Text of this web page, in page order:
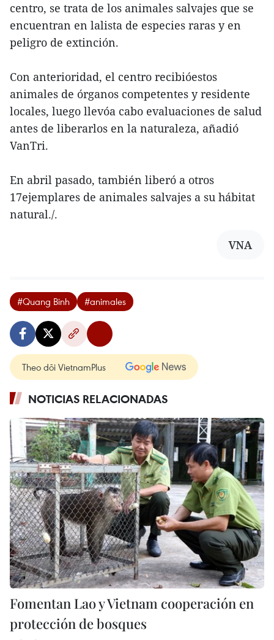
centro, se trata de los animales salvajes que se
encuentran en lalista de especies raras y en
peligro de extinción.
Con anterioridad, el centro recibióestos
animales de órganos competentes y residente
locales, luego llevóa cabo evaluaciones de salud
antes de liberarlos en la naturaleza, añadió
VanTri.
En abril pasado, también liberó a otros
17ejemplares de animales salvajes a su hábitat
natural./.
VNA
#Quang Binh #animales
Theo dõi VietnamPlus
NOTICIAS RELACIONADAS
Fomentan Lao y Vietnam cooperación en
protección de bosques